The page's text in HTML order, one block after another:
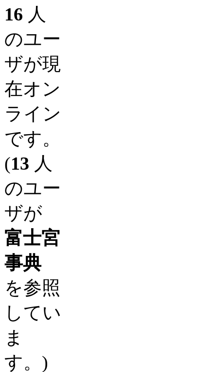
16 人
のユー
ザが現
在オン
ライン
です。
(13 人
のユー
ザが
富士宮
事典
を参照
してい
ま
す。)